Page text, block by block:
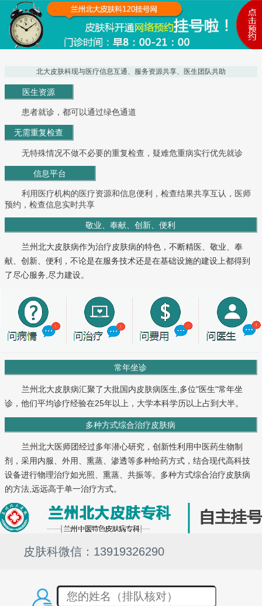
北大皮肤科现与医疗信息互通、服务资源共享、医生团队共助
医生资源
患者就诊，都可以通过绿色通道
无需重复检查
无特殊情况不做不必要的重复检查，疑难危重病实行优先就诊
信息平台
利用医疗机构的医疗资源和信息便利，检查结果共享互认，医师
预约，检查信息实时共享
敬业、奉献、创新、便利
兰州北大皮肤病作为治疗皮肤病的特色，不断精医、敬业、奉
献、创新、便利，不论是在服务技术还是在基础设施的建设上都得到
了尽心服务,尽力建设。
常年坐诊
兰州北大皮肤病汇聚了大批国内皮肤病医生,多位"医生"常年坐
诊，他们平均诊疗经验在25年以上，大学本科学历以上占到大半。
多种方式综合治疗皮肤病
兰州北大医师团经过多年潜心研究，创新性利用中医药生物制
剂，采用内服、外用、熏蒸、渗透等多种给药方式，结合现代高科技
设备进行物理治疗如光照、熏蒸、共振等。多种方式综合治疗皮肤病
的方法,远远高于单一治疗方式。
皮肤科微信：13919326290